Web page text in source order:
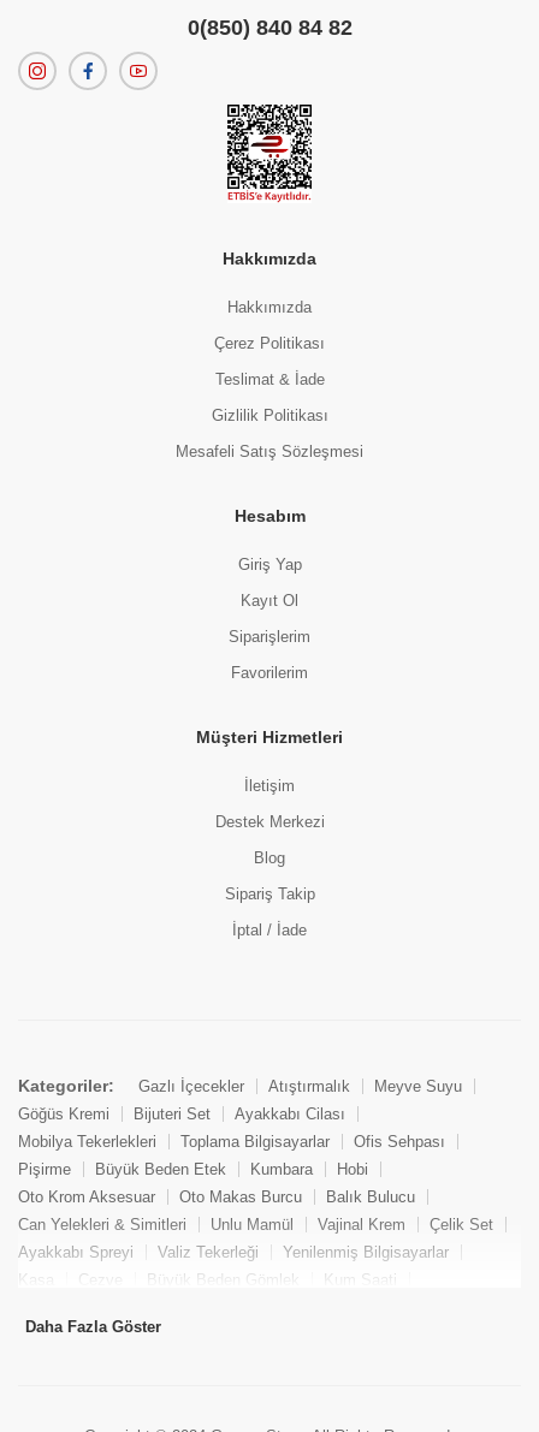
0(850) 840 84 82
Hakkımızda
Hakkımızda
Çerez Politikası
Teslimat & İade
Gizlilik Politikası
Mesafeli Satış Sözleşmesi
Hesabım
Giriş Yap
Kayıt Ol
Siparişlerim
Favorilerim
Müşteri Hizmetleri
İletişim
Destek Merkezi
Blog
Sipariş Takip
İptal / İade
Kategoriler: Gazlı İçecekler Atıştırmalık
Meyve Suyu
Göğüs Kremi
Bijuteri Set
Ayakkabı Cilası
Mobilya Tekerlekleri
Toplama Bilgisayarlar
Ofis Sehpası
Pişirme
Büyük Beden Etek Kumbara
Hobi
Oto Krom Aksesuar
Oto Makas Burcu
Balık Bulucu
Can Yelekleri & Simitleri
Unlu Mamül Vajinal Krem
Çelik Set
Ayakkabı Spreyi
Valiz Tekerleği
Yenilenmiş Bilgisayarlar
Kasa
Cezve Büyük Beden Gömlek
Kum Saati
Tekne Bağlama & Demirleme
Daha Fazla Göster